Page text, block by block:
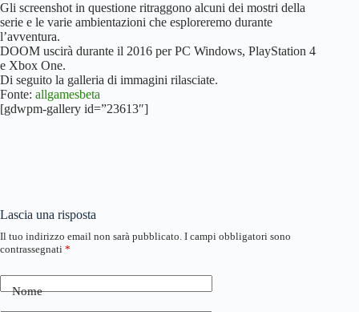
Gli screenshot in questione ritraggono alcuni dei mostri della
serie e le varie ambientazioni che esploreremo durante
l’avventura.
DOOM uscirà durante il 2016 per PC Windows, PlayStation 4
e Xbox One.
Di seguito la galleria di immagini rilasciate.
Fonte: allgamesbeta
[gdwpm-gallery id=”23613″]
Lascia una risposta
Il tuo indirizzo email non sarà pubblicato. I campi obbligatori sono
contrassegnati *
Nome